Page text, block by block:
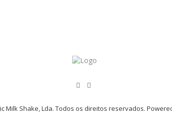
Milk Shake, Lda. Todos os direitos reservados.